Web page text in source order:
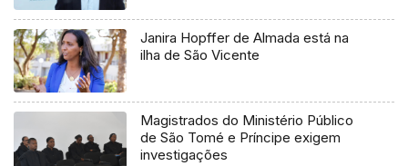
Janira Hopffer de Almada está na
ilha de São Vicente
Magistrados do Ministério Público
de São Tomé e Príncipe exigem
investigações